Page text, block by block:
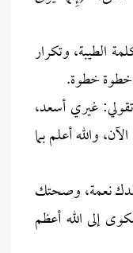
الطيبة، وتكرار
خطوة خطوة.
غيري أسعد،
والله أعلم بما
ولدك نعمة، وصحتك
إلى الله أعظم